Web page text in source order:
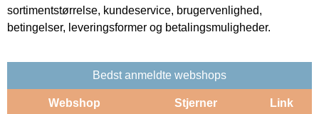
sortimentstørrelse, kundeservice, brugervenlighed,
betingelser, leveringsformer og betalingsmuligheder.
Bedst anmeldte webshops
Webshop Stjerner Link